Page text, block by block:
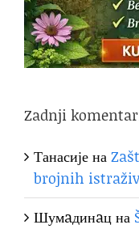
Zadnji
Танасијена
brojnih
Шумaдинaцна